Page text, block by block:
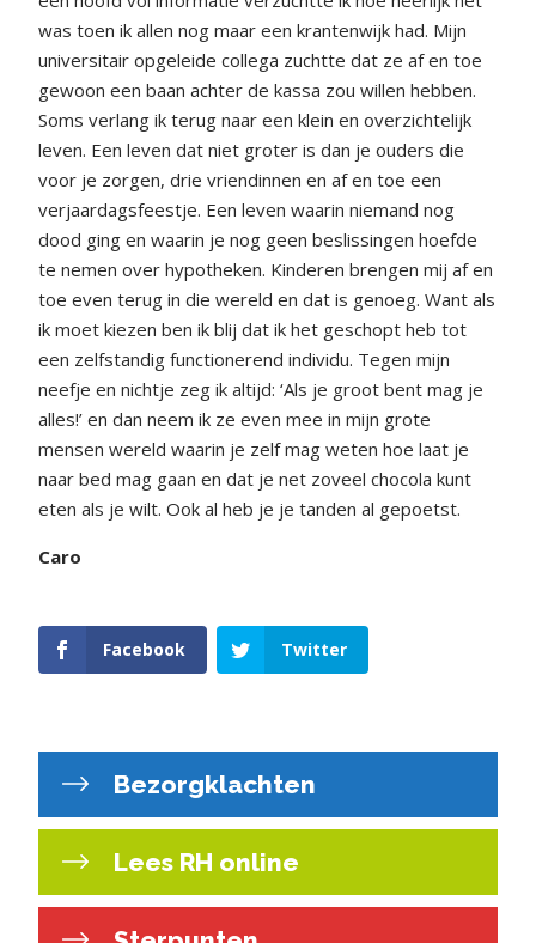
was toen ik allen nog maar een krantenwijk had. Mijn
universitair opgeleide collega zuchtte dat ze af en toe
gewoon een baan achter de kassa zou willen hebben.
Soms verlang ik terug naar een klein en overzichtelijk
leven. Een leven dat niet groter is dan je ouders die
voor je zorgen, drie vriendinnen en af en toe een
verjaardagsfeestje. Een leven waarin niemand nog
dood ging en waarin je nog geen beslissingen hoefde
te nemen over hypotheken. Kinderen brengen mij af en
toe even terug in die wereld en dat is genoeg. Want als
ik moet kiezen ben ik blij dat ik het geschopt heb tot
een zelfstandig functionerend individu. Tegen mijn
neefje en nichtje zeg ik altijd: ‘Als je groot bent mag je
alles!’ en dan neem ik ze even mee in mijn grote
mensen wereld waarin je zelf mag weten hoe laat je
naar bed mag gaan en dat je net zoveel chocola kunt
eten als je wilt. Ook al heb je je tanden al gepoetst.
Caro
Facebook Twitter
Bezorgklachten
Lees RH online